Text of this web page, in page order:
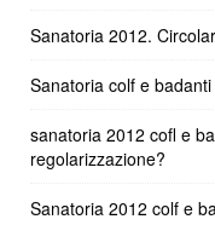
Sanatoria 2012.
Sanatoria colf e
sanatoria 2012 cofl e
regolarizzazione?
Sanatoria 2012 colf e